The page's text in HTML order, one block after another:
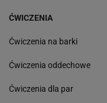
ĆWICZENIA
Ćwiczenia na barki
Ćwiczenia oddechowe
Ćwiczenia dla par